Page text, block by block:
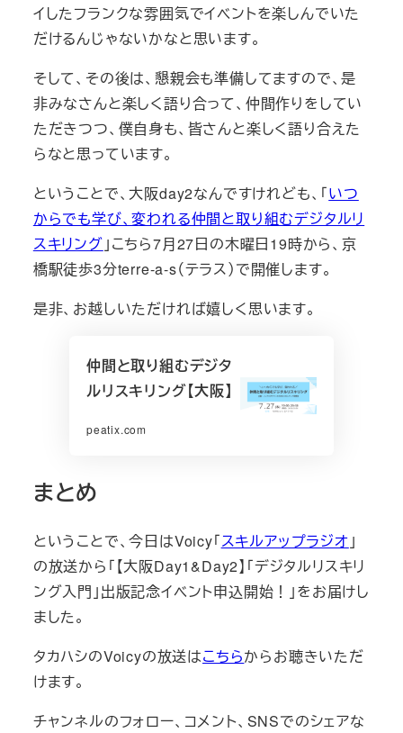
イしたフランクな雰囲気でイベントを楽しんでいた
だけるんじゃないかなと思います。
そして、その後は、懇親会も準備してますので、是
非みなさんと楽しく語り合って、仲間作りをしてい
ただきつつ、僕自身も、皆さんと楽しく語り合えた
らなと思っています。
ということで、大阪day2なんですけれども、「いつ
からでも学び、変われる仲間と取り組むデジタルリ
スキリング 」こちら7月27日の木曜日19時から、京
橋駅徒歩3分terre-a-s（テラス）で開催します。
是非、お越しいただければ嬉しく思います。
仲間と取り組むデジタ
ルリスキリング【大阪】
peatix.com
まとめ
ということで、今日はVoicy「スキルアップラジオ 」
の放送から「【大阪Day1&Day2】「デジタルリスキリ
ング入門」出版記念イベント申込開始！」をお届けし
ました。
タカハシのVoicyの放送はこちらからお聴きいただ
けます。
チャンネルのフォロー、コメント、SNSでのシェアな